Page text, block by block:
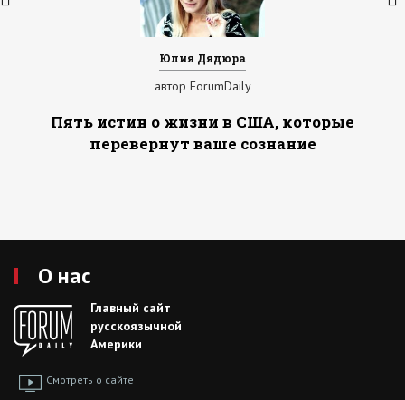
Юлия Дядюра
автор ForumDaily
Пять истин о жизни в США, которые
перевернут ваше сознание
О нас
Главный сайт
русскоязычной
Америки
Смотреть о сайте